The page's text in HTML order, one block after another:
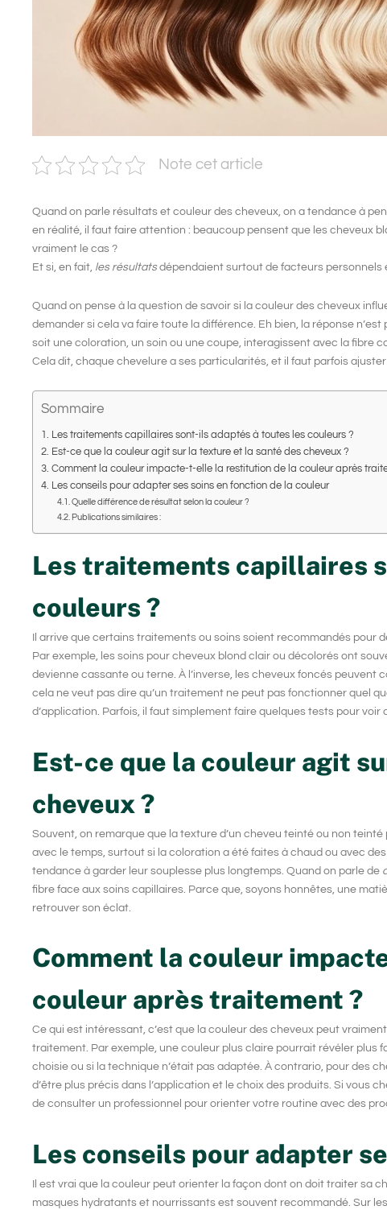
Note cet article
Quand on parle résultats et couleur des cheveux, on a tendance à
en réalité, il faut faire attention : beaucoup pensent que les cheveux
vraiment le cas ?
Et si, en fait, les résultatsdépendaient surtout de facteurs personnels
Quand on pense à la question de savoir si la couleur des cheveux
demander si cela va faire toute la différence. Eh bien, la réponse
soit une coloration, un soin ou une coupe, interagissent avec la fibre
Cela dit, chaque chevelure a ses particularités, et il faut parfois
Sommaire
Les traitements capillaires sont-ils adaptés à toutes les couleurs ?
Est-ce que la couleur agit sur la texture et la santé des cheveux ?
Comment la couleur impacte-t-elle la restitution de la couleur après
Les conseils pour adapter ses soins en fonction de la couleur
Quelle différence de résultat selon la couleur ?
Publications similaires :
Les traitements capillaires
couleurs ?
Il arrive que certains traitements ou soins soient recommandés pour
Par exemple, les soins pour cheveux blond clair ou décolorés ont
devienne cassante ou terne. À l’inverse, les cheveux foncés
cela ne veut pas dire qu’un traitement ne peut pas fonctionner quel
d’application. Parfois, il faut simplement faire quelques tests pour
Est-ce que la couleur agit
cheveux ?
Souvent, on remarque que la texture d’un cheveu teinté ou non teinté
avec le temps, surtout si la coloration a été faites à chaud ou avec
tendance à garder leur souplesse plus longtemps. Quand on parle de
fibre face aux soins capillaires . Parce que, soyons honnêtes, une
retrouver son éclat.
Comment la couleur
couleur après traitement ?
Ce qui est intéressant, c’est que la couleur des cheveux peut
traitement. Par exemple, une couleur plus claire pourrait révéler plus
choisie ou si la technique n’était pas adaptée. À contrario, pour des
d’être plus précis dans l’application et le choix des produits. Si vous
de consulter un professionnel pour orienter votre routine avec des
Les conseils pour adapter
Il est vrai que la couleur peut orienter la façon dont on doit traiter sa
masques hydratants et nourrissants est souvent recommandé. Sur